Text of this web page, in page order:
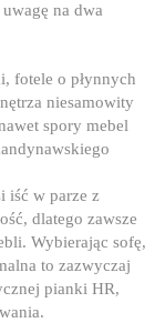
na dwa
fotele o płynnych
niesamowity
spory mebel
iść w parze z
dlatego zawsze
Wybierając sofę,
to zazwyczaj
pianki HR,